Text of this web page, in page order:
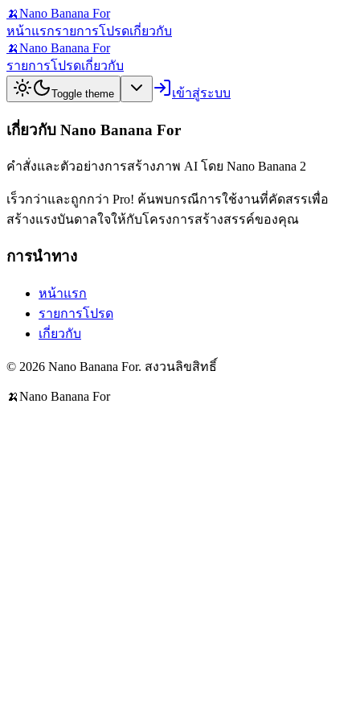
🍌Nano Banana For
หน้าแรกรายการโปรดเกี่ยวกับ
🍌Nano Banana For
รายการโปรดเกี่ยวกับ
Toggle theme เข้าสู่ระบบ
เกี่ยวกับ Nano Banana For
คำสั่งและตัวอย่างการสร้างภาพ AI โดย Nano Banana 2
เร็วกว่าและถูกกว่า Pro! ค้นพบกรณีการใช้งานที่คัดสรรเพื่อ
สร้างแรงบันดาลใจให้กับโครงการสร้างสรรค์ของคุณ
การนำทาง
หน้าแรก
รายการโปรด
เกี่ยวกับ
© 2026 Nano Banana For. สงวนลิขสิทธิ์
🍌Nano Banana For